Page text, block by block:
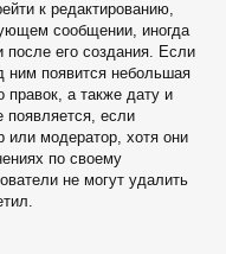
к редактированию,
сообщении, иногда
после его создания. Если
ним появится небольшая
правок, а также дату и
появляется, если
или модератор, хотя они
по своему
не могут удалить